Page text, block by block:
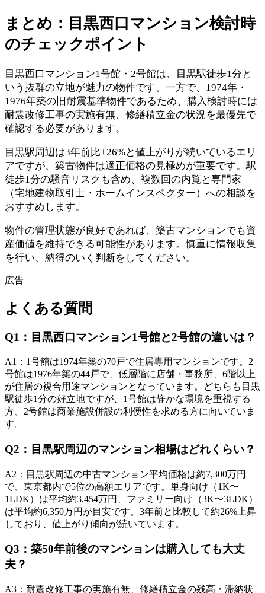
まとめ：目黒西口マンション検討時
のチェックポイント
目黒西口マンション1号館・2号館は、目黒駅徒歩1分と
いう抜群の立地が魅力の物件です。一方で、1974年・
1976年築の旧耐震基準物件であるため、購入検討時には
耐震改修工事の実施有無、修繕積立金の状況を最優先で
確認する必要があります。
目黒駅周辺は3年前比+26%と値上がりが続いているエリ
アですが、築古物件は適正価格の見極めが重要です。駅
徒歩1分の騒音リスクも含め、複数回の内覧と専門家
（宅地建物取引士・ホームインスペクター）への相談を
おすすめします。
物件の管理状態が良好であれば、築古マンションでも資
産価値を維持できる可能性があります。慎重に情報収集
を行い、納得のいく判断をしてください。
広告
よくある質問
Q1 ： 目黒西口マンション1号館と2号館の違いは？
A1 ： 1号館は1974年築の70戸で住居専用マンションです。2
号館は1976年築の44戸で、低層階に店舗・事務所、6階以上
が住居の複合用途マンションとなっています。どちらも目黒
駅徒歩1分の好立地ですが、1号館は静かな環境を重視する
方、2号館は商業施設併設の利便性を求める方に向いていま
す。
Q2 ： 目黒駅周辺のマンション相場はどれくらい？
A2 ： 目黒駅周辺の中古マンション平均価格は約7,300万円
で、東京都内で5位の高額エリアです。単身向け（1K〜
1LDK）は平均約3,454万円、ファミリー向け（3K〜3LDK）
は平均約6,350万円が目安です。3年前と比較して約26%上昇
しており、値上がり傾向が続いています。
Q3 ： 築50年前後のマンションは購入しても大丈
夫？
A3 ： 耐震改修工事の実施有無、修繕積立金の残高・滞納状